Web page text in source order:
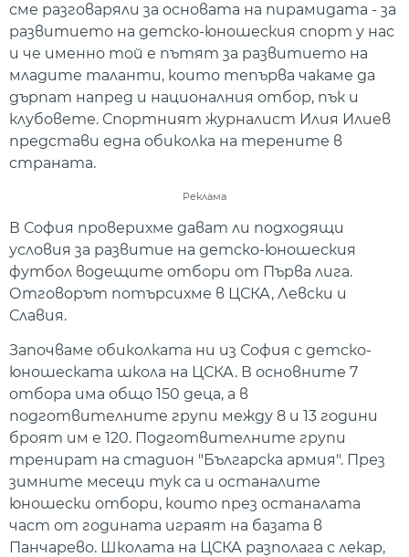
сме разговаряли за основата на пирамидата - за
развитието на детско-юношеския спорт у нас
и че именно той е пътят за развитието на
младите таланти, които тепърва чакаме да
дърпат напред и националния отбор, пък и
клубовете. Спортният журналист Илия Илиев
представи една обиколка на терените в
страната.
Реклама
В София проверихме дават ли подходящи
условия за развитие на детско-юношеския
футбол водещите отбори от Първа лига.
Отговорът потърсихме в ЦСКА, Левски и
Славия.
Започваме обиколката ни из София с детско-
юношеската школа на ЦСКА. В основните 7
отбора има общо 150 деца, а в
подготвителните групи между 8 и 13 години
броят им е 120. Подготвителните групи
тренират на стадион "Българска армия". През
зимните месеци тук са и останалите
юношески отбори, които през останалата
част от годината играят на базата в
Панчарево. Школата на ЦСКА разполага с лекар,